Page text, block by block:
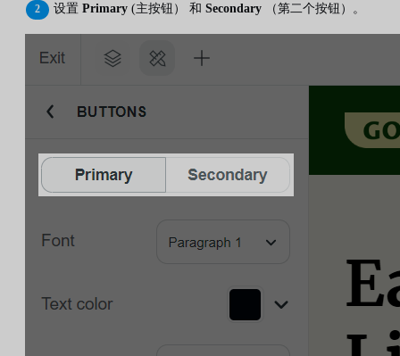
设置 Primary (主按钮） 和 Secondary （第二个按钮）。